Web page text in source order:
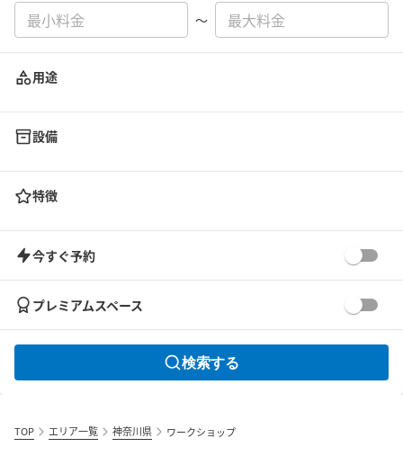
〜
用途
設備
特徴
今すぐ予約
プレミアムスペース
検索する
TOP エリア一覧 神奈川県 ワークショップ